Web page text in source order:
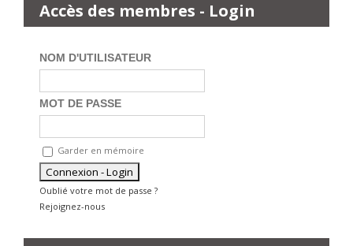
Accès des membres - Login
NOM D'UTILISATEUR
MOT DE PASSE
Garder en mémoire
Oublié votre mot de passe ?
Rejoignez-nous